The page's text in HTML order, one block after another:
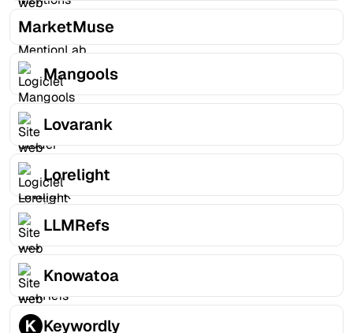
MarketMuse
Mangools
Lovarank
Lorelight
LLMRefs
Knowatoa
Keywordly